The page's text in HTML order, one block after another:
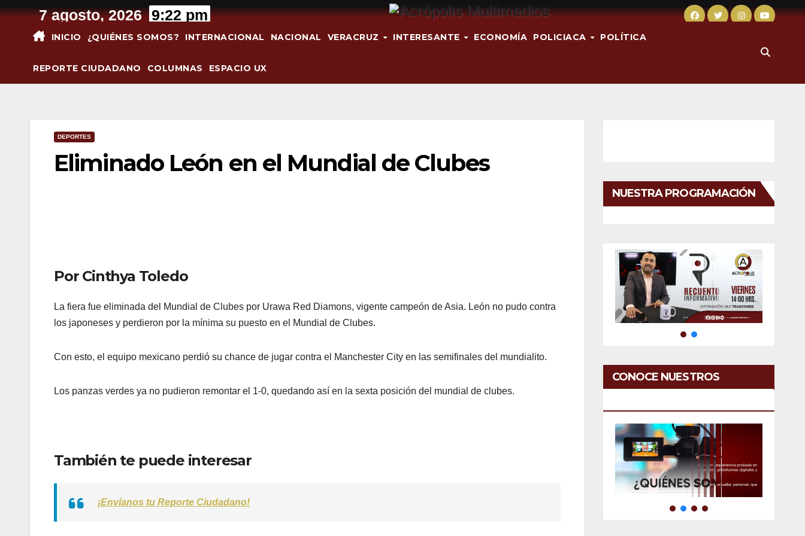
Saltar
contenido
7 agosto, 2026 9:22 pm
INICIO ¿QUIÉNES SOMOS? INTERNACIONAL NACIONAL VERACRUZ INTERESANTE ECONOMÍA POLICIACA POLÍTICA
REPORTE CIUDADANO COLUMNAS ESPACIO UX
DEPORTES
Eliminado León en el Mundial de Clubes
Por Cinthya Toledo
La fiera fue eliminada del Mundial de Clubes por Urawa Red Diamons, vigente campeón de Asia. León no pudo contra
los japoneses y perdieron por la mínima su puesto en el Mundial de Clubes.
Con esto, el equipo mexicano perdió su chance de jugar contra el Manchester City en las semifinales del mundialito.
Los panzas verdes ya no pudieron remontar el 1-0, quedando así en la sexta posición del mundial de clubes.
También te puede interesar
¡Envíanos tu Reporte Ciudadano!
NUESTRA PROGRAMACIÓN
CONOCE NUESTROS